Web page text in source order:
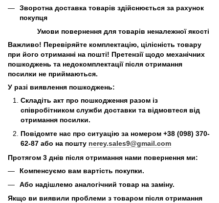
Зворотна доставка товарів здійснюється за рахунок
покупця
Умови повернення для товарів неналежної якості
Важливо! Перевіряйте комплектацію, цілісність товару
при його отриманні на пошті! Претензії щодо механічних
пошкоджень та недокомплектації після отримання
посилки не приймаються.
У разі виявлення пошкоджень:
Складіть акт про пошкодження разом із
співробітником служби доставки та відмовтеся від
отримання посилки.
Повідомте нас про ситуацію за номером +38 (098) 370-
62-87 або на пошту nerey.sales9@gmail.com
Протягом 3 днів після отримання нами повернення ми:
Компенсуємо вам вартість покупки.
Або надішлемо аналогічний товар на заміну.
Якщо ви виявили проблеми з товаром після отримання